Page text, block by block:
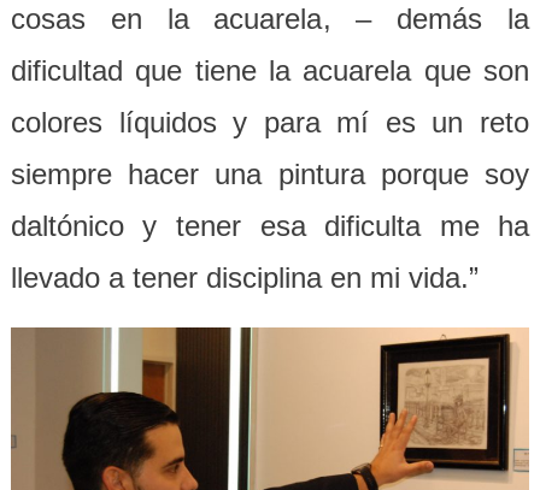
cosas en la acuarela, – demás la
dificultad que tiene la acuarela que son
colores líquidos y para mí es un reto
siempre hacer una pintura porque soy
daltónico y tener esa dificulta me ha
llevado a tener disciplina en mi vida.”